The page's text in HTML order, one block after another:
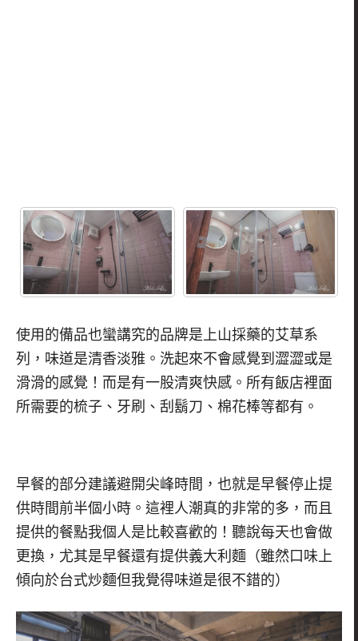
使用的備品也蠻講究的品牌是上山採藥的艾草系
列，味道是清香淡雅。洗起來不會感覺到澀澀或是
滑滑的感覺！而是有一股清爽快感。所有飯店裡面
所需要的梳子、牙刷、刮鬍刀、棉花棒等都有。
早餐的部分建議避開尖峰時間，也就是早餐停止提
供時間前半個小時。這裡人潮真的非常的多，而且
提供的餐點我個人是比較喜歡的！聽說每天也會做
更換，尤其是早餐還有提供義大利麵（雖然口味上
傾向於台式炒麵但我覺得味道是很不錯的）